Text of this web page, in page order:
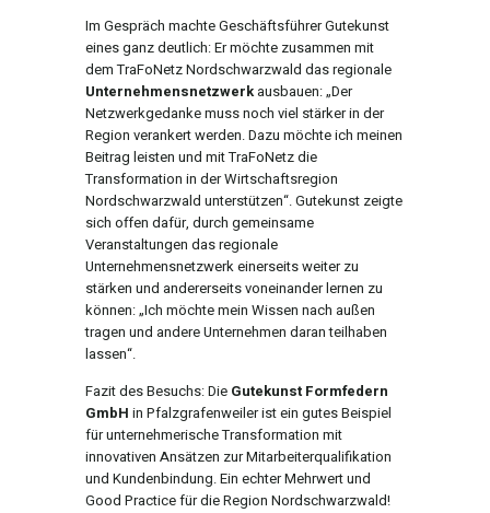
Im Gespräch machte Geschäftsführer Gutekunst
eines ganz deutlich: Er möchte zusammen mit
dem TraFoNetz Nordschwarzwald das regionale
Unternehmensnetzwerkausbauen: „Der
Netzwerkgedanke muss noch viel stärker in der
Region verankert werden. Dazu möchte ich meinen
Beitrag leisten und mit TraFoNetz die
Transformation in der Wirtschaftsregion
Nordschwarzwald unterstützen“. Gutekunst zeigte
sich offen dafür, durch gemeinsame
Veranstaltungen das regionale
Unternehmensnetzwerk einerseits weiter zu
stärken und andererseits voneinander lernen zu
können: „Ich möchte mein Wissen nach außen
tragen und andere Unternehmen daran teilhaben
lassen“.
Fazit des Besuchs: Die Gutekunst Formfedern
GmbH in Pfalzgrafenweiler ist ein gutes Beispiel
für unternehmerische Transformation mit
innovativen Ansätzen zur Mitarbeiterqualifikation
und Kundenbindung. Ein echter Mehrwert und
Good Practice für die Region Nordschwarzwald!